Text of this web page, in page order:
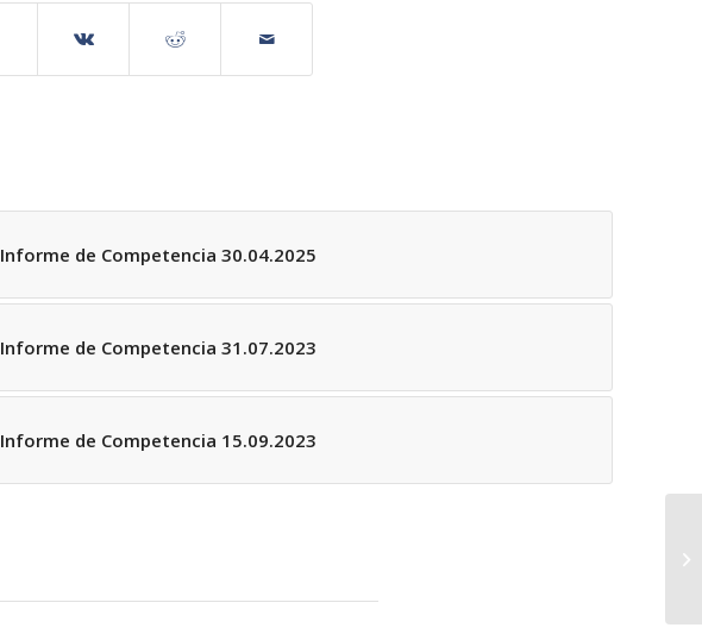
Informe de Competencia 30.04.2025
Informe de Competencia 31.07.2023
Informe de Competencia 15.09.2023